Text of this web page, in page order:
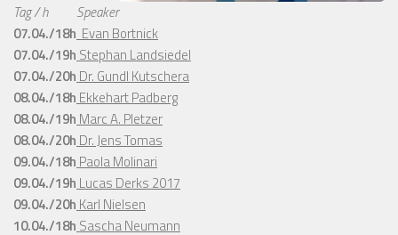
Tag / h
Speaker
07.04./18h Evan Bortnick
07.04./19h Stephan Landsiedel
07.04./20h Dr. Gundl Kutschera
08.04./18h Ekkehart Padberg
08.04./19h Marc A. Pletzer
08.04./20h Dr. Jens Tomas
09.04./18h Paola Molinari
09.04./19h Lucas Derks 2017
09.04./20h Karl Nielsen
10.04./18h Sascha Neumann